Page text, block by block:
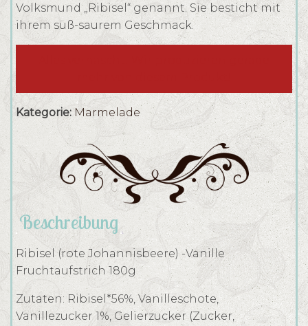
Volksmund „Ribisel“ genannt. Sie besticht mit
ihrem süß-saurem Geschmack.
Kategorie: Marmelade
Beschreibung
Ribisel (rote Johannisbeere) -Vanille
Fruchtaufstrich 180g
Zutaten: Ribisel*56%, Vanilleschote,
Vanillezucker 1%, Gelierzucker (Zucker,